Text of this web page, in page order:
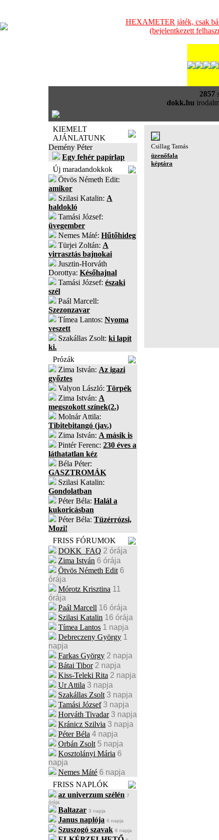
HEXAMETER játék, csak
(bejelentkezett
2857
dokk.hu
KIEMELT
AJÁNLATUNK
Demény Péter
Egy fehér papírlap
Új maradandokkok
Ötvös Németh Edit:
amikor
Szilasi Katalin: A
haldokló
Tamási József:
üvegember
Nemes Máté: Hűtőhideg
Türjei Zoltán: A
virrasztás bajnokai
Jusztin-Horváth
Dorottya: Későhajnal
Tamási József: északi
szél
Paál Marcell:
Szezonzavar
Tímea Lantos: Nyoma
veszett
Szakállas Zsolt: ki lapít
ki.
Prózák
Zima István: Az igazi
győztes
Valyon László: Törpék
Zima István: A
megszokott színek(2.)
Molnár Attila:
Tibitebitangó (jav.)
Zima István: A másik is
Pintér Ferenc: 230 éves a
láthatatlan kéz
Béla Péter:
GASZTROMÁK
Szilasi Katalin:
Gondolatban
Péter Béla: Halál a
kukoricásban
Péter Béla: Tüzérrózsi,
Mozi!
FRISS FÓRUMOK
DOKK_FAQ 2 órája
Zima István 6 órája
Ötvös Németh Edit 6
órája
Mórotz Krisztina 11
órája
Paál Marcell 16 órája
Szilasi Katalin 16 órája
Tímea Lantos 1 napja
Debreczeny György 1
napja
Farkas György 2 napja
Bátai Tibor 2 napja
Kiss-Teleki Rita 2 napja
Ur Attila 3 napja
Szakállas Zsolt 3 napja
Tamási József 3 napja
Horváth Tivadar 3 napja
Kránicz Szilvia 3 napja
Péter Béla 4 napja
Orbán Zsolt 5 napja
Kosztolányi Mária 6
napja
Nemes Máté 6 napja
FRISS NAPLÓK
az univerzum szélén 7
órája
Baltazar 3 napja
Janus naplója 6 napja
Szuszogó szavak 8 napja
Csillag Tamás
üzenőfala
képtára